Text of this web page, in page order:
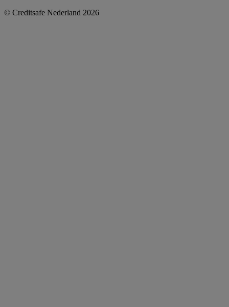
© Creditsafe Nederland 2026